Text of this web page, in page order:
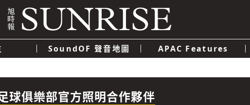
SoundOF 聲音地圖 APAC Features
科技
球俱樂部官方照明合作夥伴